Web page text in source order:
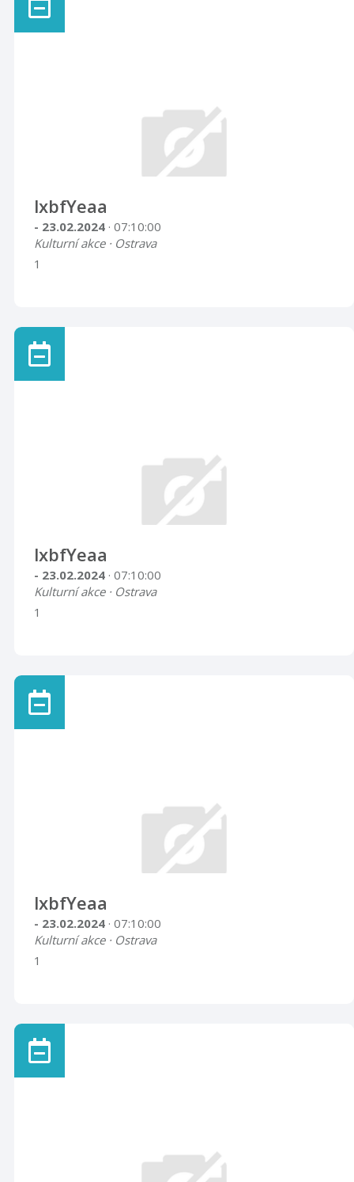
lxbfYeaa
- 23.02.2024 · 07:10:00
Kulturní akce · Ostrava
1
lxbfYeaa
- 23.02.2024 · 07:10:00
Kulturní akce · Ostrava
1
lxbfYeaa
- 23.02.2024 · 07:10:00
Kulturní akce · Ostrava
1